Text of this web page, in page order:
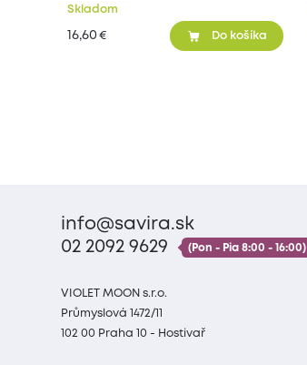
Skladom
16,60 € Do košíka
info@savira.sk
02 2092 9629
(Pon - Pia 8:00 - 16:00)
VIOLET MOON s.r.o.
Průmyslová 1472/11
102 00 Praha 10 - Hostivař